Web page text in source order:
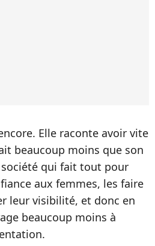
Elle raconte avoir vite
beaucoup moins que son
qui fait tout pour
aux femmes, les faire
leur visibilité, et donc en
beaucoup moins à